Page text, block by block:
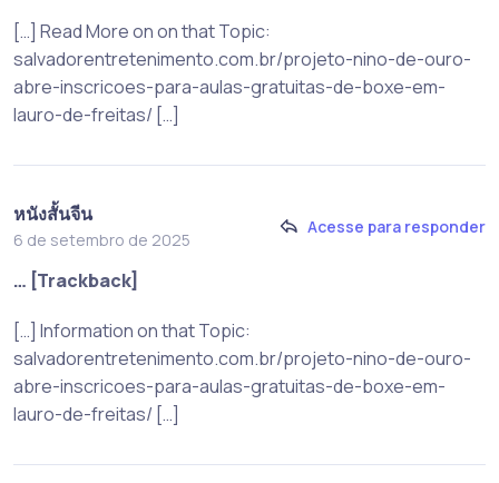
[…] Read More on on that Topic:
salvadorentretenimento.com.br/projeto-nino-de-ouro-
abre-inscricoes-para-aulas-gratuitas-de-boxe-em-
lauro-de-freitas/ […]
หนังสั้นจีน
6 de setembro de 2025
Acesse para responder
… [Trackback]
[…] Information on that Topic:
salvadorentretenimento.com.br/projeto-nino-de-ouro-
abre-inscricoes-para-aulas-gratuitas-de-boxe-em-
lauro-de-freitas/ […]